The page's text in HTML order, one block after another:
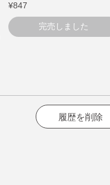
¥847
完売しました